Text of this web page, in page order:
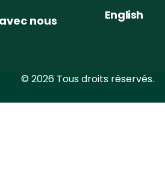
nous English
© 2026 Tous droits réservés.